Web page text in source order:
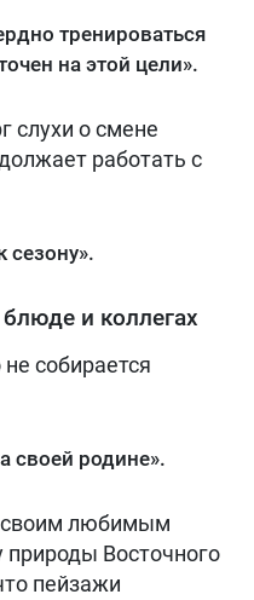
тренироваться
на этой цели».
слухи о смене
работать с
сезону».
и коллегах
собирается
своей родине».
своим любимым
природы Восточного
пейзажи